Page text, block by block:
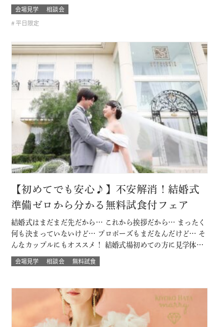
婚式のスタイルがまだ分からないカップルは必見！ お呼びす
るゲストによっても結婚式の雰囲気や結婚式場のスタイルも
変わるもの そんな結婚式場を一気に比較できるチャンス！！
会場見学
相談会
平日限定
【初めてでも安心♪】不安解消！結婚式
準備ゼロから分かる無料試食付フェア
結婚式はまだまだ先だから… これから挨拶だから… まったく
何も決まっていないけど… プロポーズもまだなんだけど… そ
んなカップルにもオススメ！ 結婚式場初めての方に見学体験
ウェディング試食も結婚式の挙式体験も披露宴演出体験
も！！ いろいろな体験が気軽にできるよくばりフェア♪ 結婚
当日の過ごし方も体験して…
会場見学 相談会 無料試食